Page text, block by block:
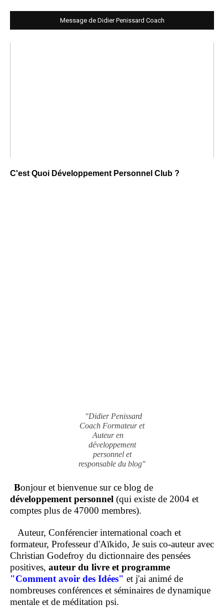
Message de Didier Penissard Coach
C'est Quoi Développement Personnel Club ?
"Didier Penissard
Coach Formateur et
Auteur en
développement
personnel et
responsable du blog"
Bonjour et bienvenue sur ce blog de
développement personnel (qui existe de 2004 et
comptes plus de 47000 membres).
Auteur, Conférencier international coach et
formateur, Professeur d'Aïkido, Je suis co-auteur avec
Christian Godefroy du dictionnaire des pensées
positives, auteur du livre et programme
"Comment avoir des Idées" et j'ai animé de
nombreuses conférences et séminaires de dynamique
mentale et de méditation psi.